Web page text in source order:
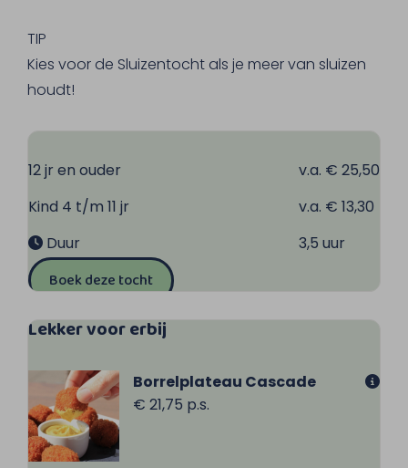
draait om de waterwerken. De Sluiscruise
passeert alleen de sluis van Linne en vaart
daarna langs de drijvende huisjes van
TIP
Kies voor de Sluizentocht als je meer van sluizen
houdt!
12 jr en ouder
v.a. € 25,50
Kind 4 t/m 11 jr
v.a. € 13,30
Duur
3,5 uur
Boek deze tocht
Lekker voor erbij
Borrelplateau Cascade
€ 21,75 p.s.